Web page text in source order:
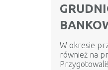
W okresie
również na